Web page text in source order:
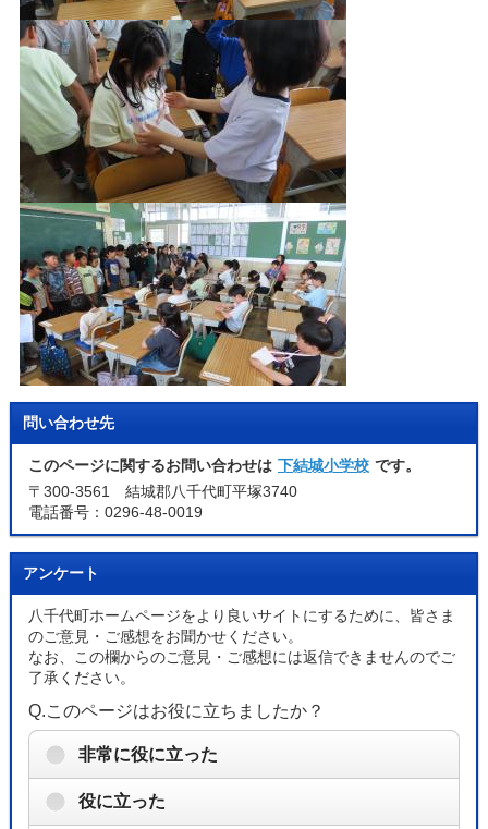
問い合わせ先
このページに関するお問い合わせは 下結城小学校 です。
〒300-3561 結城郡八千代町平塚3740
電話番号：0296-48-0019
アンケート
八千代町ホームページをより良いサイトにするために、皆さま
のご意見・ご感想をお聞かせください。
なお、この欄からのご意見・ご感想には返信できませんのでご
了承ください。
Q.このページはお役に立ちましたか？
非常に役に立った
役に立った